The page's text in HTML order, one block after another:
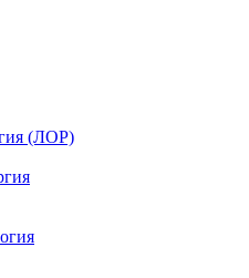
(ЛОР)